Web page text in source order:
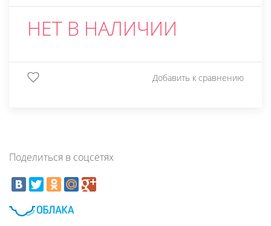
НЕТ В НАЛИЧИИ
Добавить к сравнению
Поделиться в соцсетях